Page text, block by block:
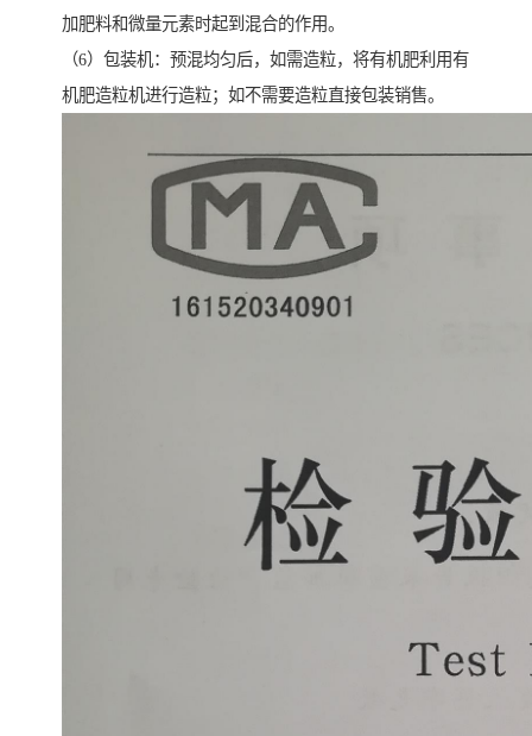
加肥料和微量元素时起到混合的作用。
（6）包装机：预混均匀后，如需造粒，将有机肥利用有
机肥造粒机进行造粒；如不需要造粒直接包装销售。